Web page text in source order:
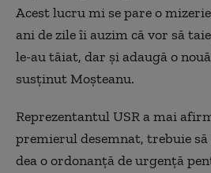
Acest lucru mi se pare o
ani de zile îi auzim că vor să
le-au tăiat, dar şi adaugă o
susţinut Moşteanu.
Reprezentantul USR a mai
premierul desemnat, trebuie
dea o ordonanţă de urgenţă